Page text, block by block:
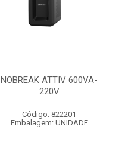
NOBREAK ATTIV 600VA-
220V
Código: 822201
Embalagem: UNIDADE